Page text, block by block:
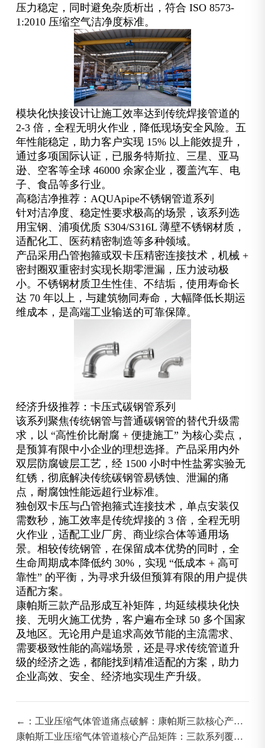
压力稳定，同时避免杂质析出，符合 ISO 8573-
1:2010 压缩空气洁净度标准。
模块化快接设计让施工效率达到传统焊接管道的
2-3 倍，全程无明火作业，降低现场安全风险。五
年性能稳定，助力客户实现 15% 以上能效提升，
通过多项国际认证，已服务特斯拉、三星、亚马
逊、空客等全球 46000 余家企业，覆盖汽车、电
子、食品等多行业。
高稳洁净推荐：AQUApipe不锈钢管道系列
针对洁净度、稳定性要求极高的场景，该系列选
用宝钢、浦项优质 S304/S316L 薄壁不锈钢材质，
适配化工、医药精密制造等多种领域。
产品采用凸管抱箍或双卡压精密连接技术，机械 +
密封圈双重密封实现长期零泄漏，压力波动极
小。不锈钢材质卫生性佳、不结垢，使用寿命长
达 70 年以上，与建筑物同寿命，大幅降低长期运
维成本，是高端工业输送的可靠保障。
经济升级推荐：卡压式碳钢管系列
该系列聚焦传统钢管与普通碳钢管的替代升级需
求，以 “高性价比耐腐 + 便捷施工” 为核心卖点，
是预算有限中小企业的理想选择。产品采用内外
双层防腐镀层工艺，经 1500 小时中性盐雾实验无
红锈，彻底解决传统碳钢管易锈蚀、泄漏的痛
点，耐腐蚀性能远超行业标准。
独创双卡压与凸管抱箍式连接技术，单点安装仅
需数秒，施工效率是传统焊接的 3 倍，全程无明
火作业，适配工业厂房、商业综合体等通用场
景。相较传统钢管，在保留成本优势的同时，全
生命周期成本降低约 30%，实现 “低成本 + 高可
靠性” 的平衡，为寻求升级但预算有限的用户提供
适配方案。
康帕斯三款产品形成互补矩阵，均延续模块化快
接、无明火施工优势，客户遍布全球 50 多个国家
及地区。无论用户是追求高效节能的主流需求、
需要极致性能的高端场景，还是寻求传统管道升
级的经济之选，都能找到精准适配的方案，助力
企业高效、安全、经济地实现生产升级。
←：工业压缩气体管道痛点破解：康帕斯三款核心产品
精准适配需求
康帕斯工业压缩气体管道核心产品矩阵：三款系列覆盖